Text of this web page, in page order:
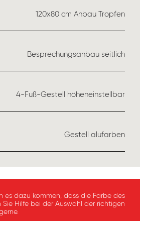
120x80 cm Anbau Tropfen
Besprechungsanbau seitlich
4-Fuß-Gestell höheneinstellbar
Gestell alufarben
es dazu kommen, dass die Farbe des
Hilfe bei der Auswahl der richtigen